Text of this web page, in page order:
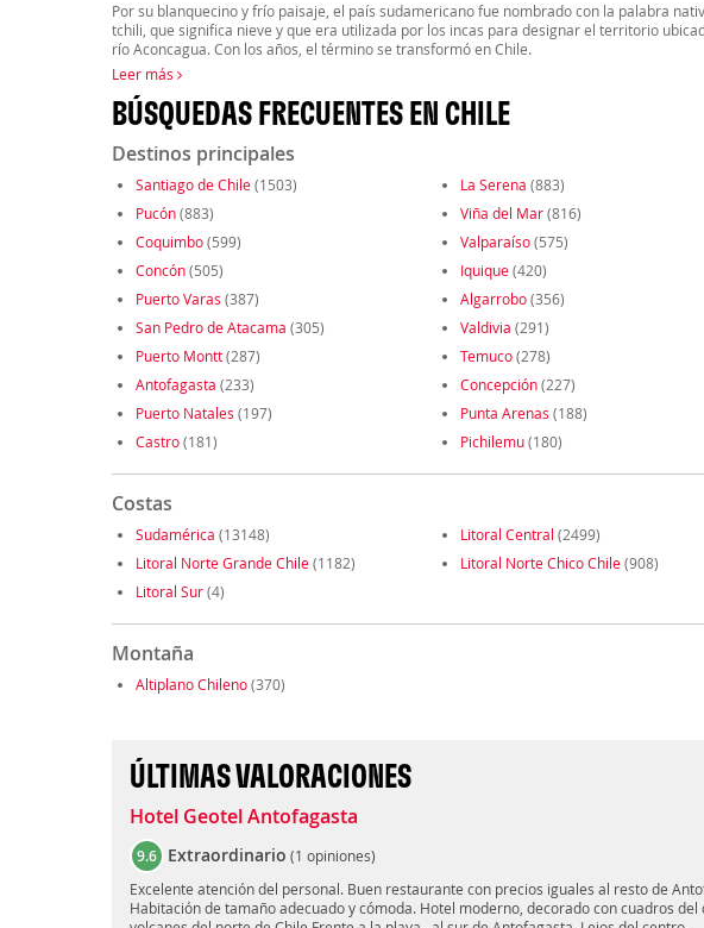
Por su blanquecino y frío paisaje, el país sudamericano fue nombrado con la palabra
tchili, que significa nieve y que era utilizada por los incas para designar el territorio
río Aconcagua. Con los años, el término se transformó en Chile.
Leer más
BÚSQUEDAS FRECUENTES EN CHILE
Destinos principales
Santiago de Chile(1503) La Serena (883)
Pucón(883) Viña del Mar(816)
Coquimbo(599) Valparaíso(575)
Concón(505) Iquique(420)
Puerto Varas (387) Algarrobo(356)
San Pedro de Atacama (305) Valdivia (291)
Puerto Montt(287) Temuco(278)
Antofagasta (233) Concepción(227)
Puerto Natales (197) Punta Arenas (188)
Castro(181) Pichilemu(180)
Costas
Sudamérica (13148) Litoral Central (2499)
Litoral Norte Grande Chile(1182) Litoral Norte Chico Chile(908)
Litoral Sur(4)
Montaña
Altiplano Chileno(370)
ÚLTIMAS VALORACIONES
Hotel Geotel Antofagasta
9.6 Extraordinario (1 opiniones)
Excelente atención del personal. Buen restaurante con precios iguales al resto de
Habitación de tamaño adecuado y cómoda. Hotel moderno, decorado con cuadros del